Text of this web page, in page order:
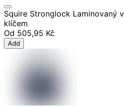
Squire Stronglock Laminovaný
klíčem
Od 505,95 Kč
Add